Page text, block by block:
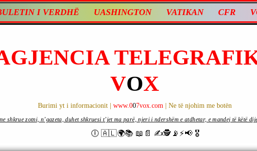
I VERDHË UASHINGTON VATIKAN CFR
VOX
Burimi yt i informacionit | www.007vox.com | Ne të njohim me botën
🕕 🇦🇱🌍📚 📖📄 ✍🕵️📡⚡️📢 🎖
shkrue zotni, n’gazeta, duhet shkruesi t’jet ma parë, njeri i ndershëm e atdhetar, e mandej të këtë